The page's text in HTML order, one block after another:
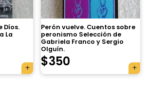
Díos.
La
Perón vuelve. Cuentos sobre
peronismo Selección de
Gabriela Franco y Sergio
Olguín.
$350
carrito está vacío.
un producto y aparecerá acá
automáticamente.